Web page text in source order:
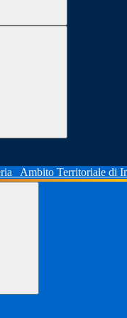
Ambito Territoriale di